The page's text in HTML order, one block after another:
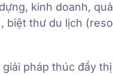
kinh doanh,
biệt thư du lịch
pháp thúc đẩy